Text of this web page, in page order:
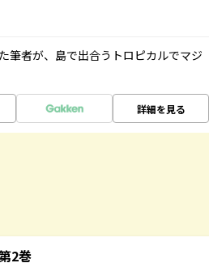
筆者が、島で出合うトロピカルでマジ
詳細を見る
2巻